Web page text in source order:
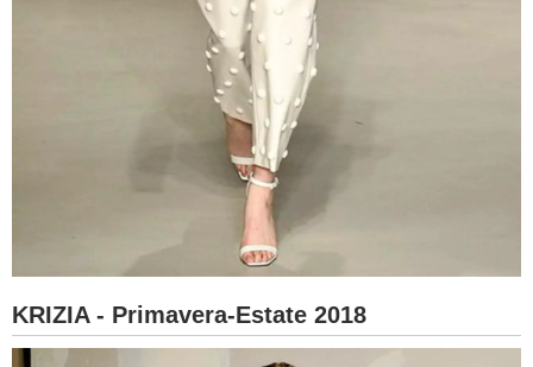
KRIZIA - Primavera-Estate 2018